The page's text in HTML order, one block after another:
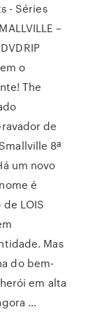
- Séries
–
o
The
de
8ª
um novo
é
de LOIS
Mas
do bem-
em alta
…